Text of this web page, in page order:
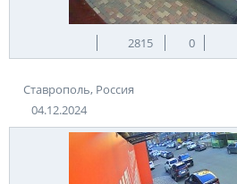
2815 0
Ставрополь, Россия
04.12.2024